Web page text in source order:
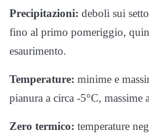
Precipitazioni: deboli sui
fino al primo pomeriggio,
esaurimento.
Temperature: minime e
pianura a circa -5°C, massime
Zero termico: temperature